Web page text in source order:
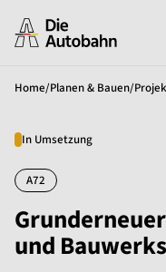
Home/Planen & Bauen/
In Umsetzung
A72
und